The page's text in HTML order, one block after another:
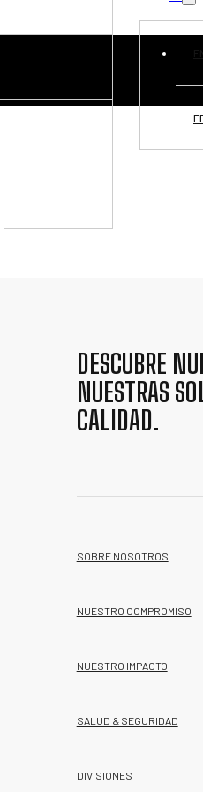
DESCUBRE
NUESTRAS
CALIDAD.
SOBRE NOSOTROS
NUESTRO COMPROMISO
NUESTRO IMPACTO
SALUD & SEGURIDAD
DIVISIONES